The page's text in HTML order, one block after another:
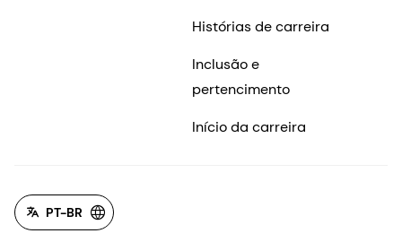
Histórias de carreira
Inclusão e
pertencimento
Início da carreira
PT-BR